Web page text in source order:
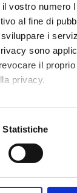
vostro numero
al fine di
i
sono
il
privacy.
sui cookie.
Statistiche